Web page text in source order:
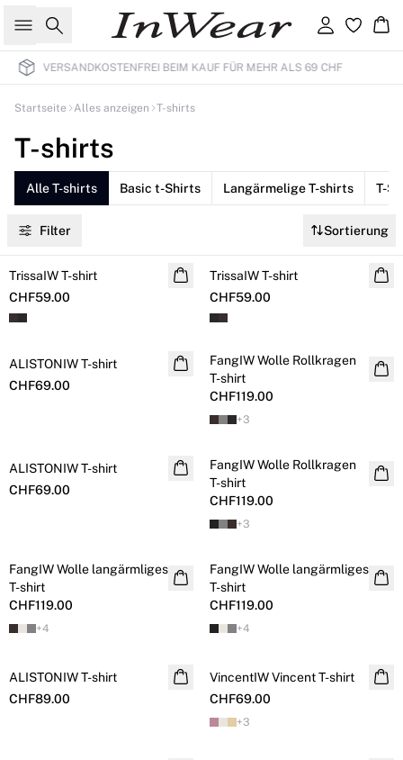
Suche Einloggen
CHF 30 TAGE VOLLES RÅUCKGABERECHT
Startseite Alles anzeigen T-shirts
T-shirts
Alle T-shirts Basic t-Shirts Langärmelige T-shirts T-
Filter Sortierung
NEUHEITEN
TrissaIW T-shirt
CHF59.00
NEUHEITEN
TrissaIW T-shirt
CHF59.00
NEUHEITEN
ALISTONIW T-shirt
CHF69.00
NEUHEITEN
FangIW Wolle Rollkragen
T-shirt
CHF119.00
+3
NEUHEITEN
ALISTONIW T-shirt
CHF69.00
NEUHEITEN
FangIW Wolle Rollkragen
T-shirt
CHF119.00
+3
NEUHEITEN
FangIW Wolle langärmliges
T-shirt
CHF119.00
+4
NEUHEITEN
FangIW Wolle langärmliges
T-shirt
CHF119.00
+4
NEUHEITEN
ALISTONIW T-shirt
CHF89.00
NEUHEITEN
VincentIW Vincent T-shirt
CHF69.00
+3